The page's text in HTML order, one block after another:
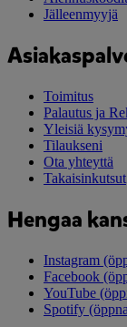
Jälleenmyyjä
Toimitus
Palautus ja
Yleisiä
Tilaukseni
Ota yhteyttä
Takaisinkutsut
Hengaa
Instagram
Facebook
YouTube
Spotify